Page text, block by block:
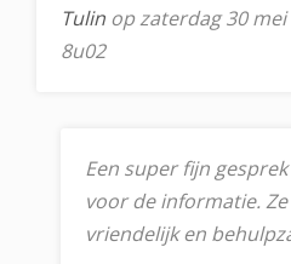
Tulin op zaterdag 30
8u02
Een super fijn
voor de informatie.
vriendelijk en